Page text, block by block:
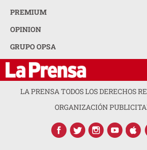
PREMIUM
OPINION
GRUPO OPSA
LA PRENSA TODOS LOS DERECHOS
ORGANIZACIÓN